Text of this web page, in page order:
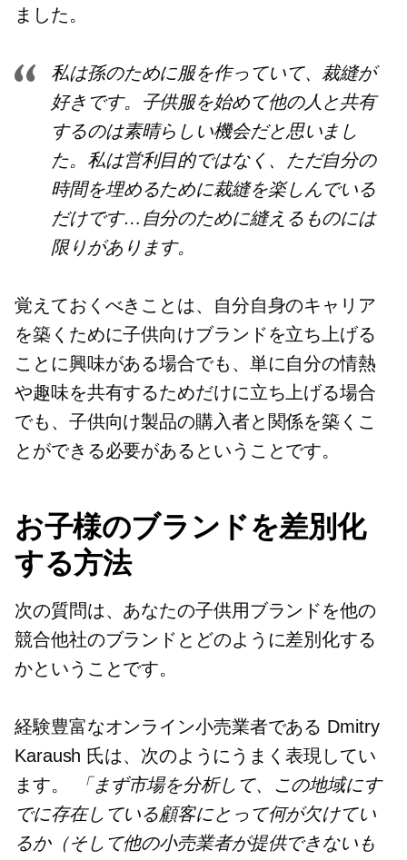
ました。
私は孫のために服を作っていて、裁縫が
好きです。子供服を始めて他の人と共有
するのは素晴らしい機会だと思いまし
た。私は営利目的ではなく、ただ自分の
時間を埋めるために裁縫を楽しんでいる
だけです…自分のために縫えるものには
限りがあります。
覚えておくべきことは、自分自身のキャリア
を築くために子供向けブランドを立ち上げる
ことに興味がある場合でも、単に自分の情熱
や趣味を共有するためだけに立ち上げる場合
でも、子供向け製品の購入者と関係を築くこ
とができる必要があるということです。
お子様のブランドを差別化
する方法
次の質問は、あなたの子供用ブランドを他の
競合他社のブランドとどのように差別化する
かということです。
経験豊富なオンライン小売業者である Dmitry
Karaush 氏は、次のようにうまく表現してい
ます。
「まず市場を分析して、この地域にす
でに存在している顧客にとって何が欠けてい
るか（そして他の小売業者が提供できないも